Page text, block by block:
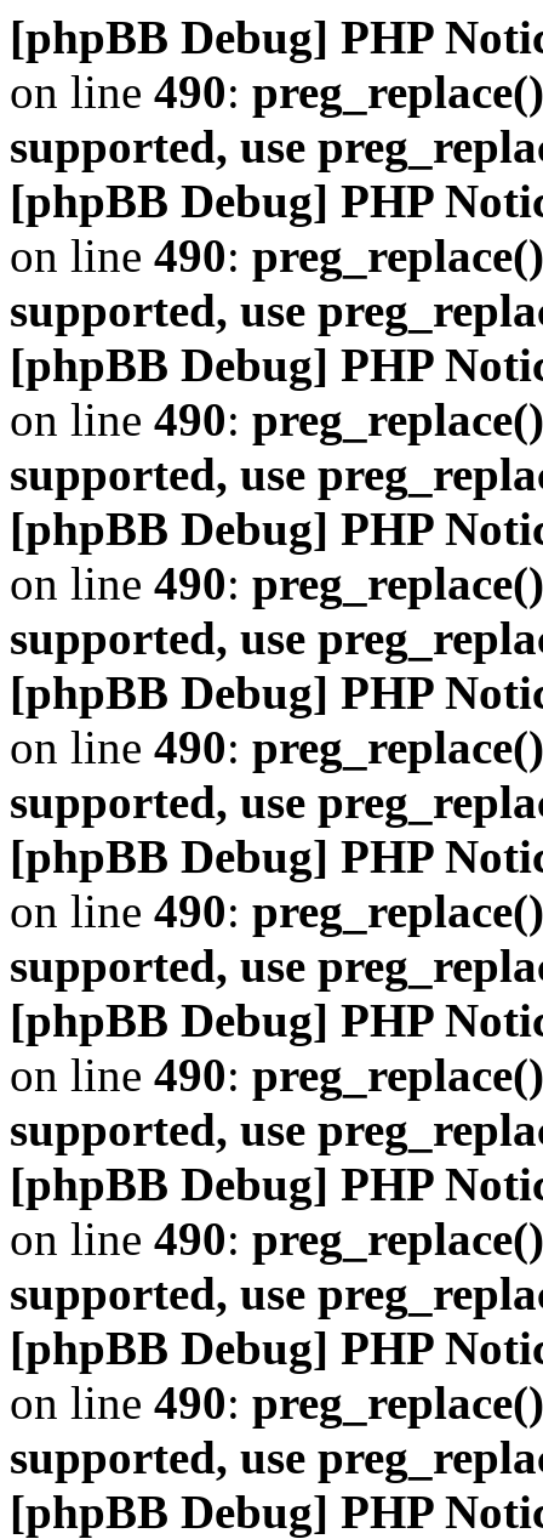
[phpBB Debug] PHP
on line 490:
supported, use
[phpBB Debug] PHP
on line 490:
supported, use
[phpBB Debug] PHP
on line 490:
supported, use
[phpBB Debug] PHP
on line 490:
supported, use
[phpBB Debug] PHP
on line 490:
supported, use
[phpBB Debug] PHP
on line 490:
supported, use
[phpBB Debug] PHP
on line 490:
supported, use
[phpBB Debug] PHP
on line 490:
supported, use
[phpBB Debug] PHP
on line 490:
supported, use
[phpBB Debug] PHP